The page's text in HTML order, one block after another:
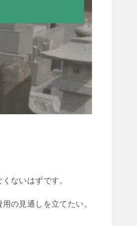
ないはずです。
の見通しを立てたい。